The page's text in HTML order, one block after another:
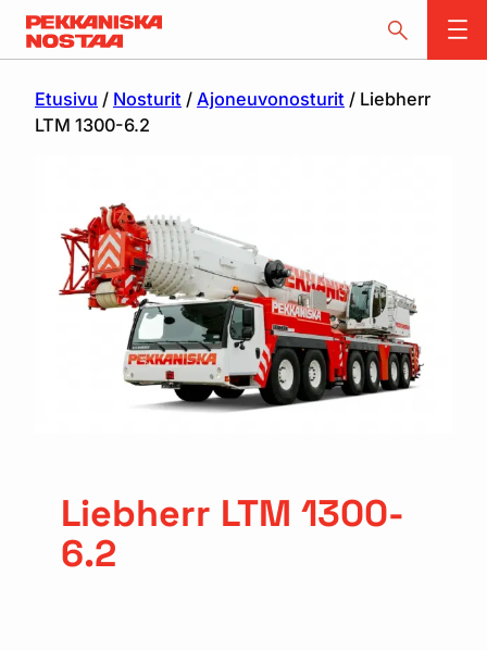
Etusivu / Nosturit / Ajoneuvonosturit / Liebherr
LTM 1300-6.2
Liebherr LTM 1300-
6.2